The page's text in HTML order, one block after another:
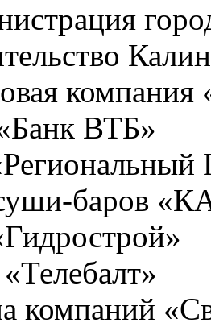
ВТБ»
баров
компаний